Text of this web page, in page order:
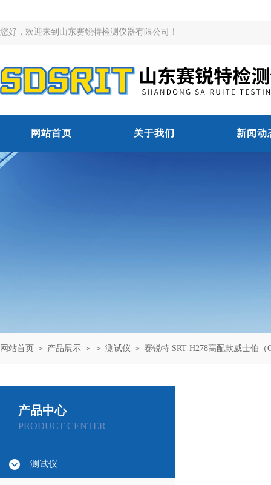
您好，欢迎来到山东赛锐特检测仪器有限公司！
网站首页 关于我们 新闻动
网站首页 ＞ 产品展示 ＞ ＞ 测试仪 ＞ 赛锐特 SRT-H278高配款威士伯
产品中心
PRODUCT CENTER
测试仪